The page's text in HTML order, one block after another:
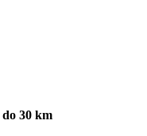
do 30 km